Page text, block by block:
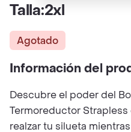
Talla:2xl
Agotado
Información del
Descubre el poder del
Termoreductor
realzar tu silueta